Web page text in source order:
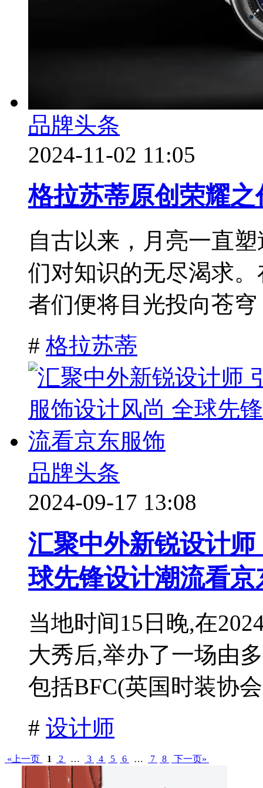
品牌头条
2024-11-02 11:05
格拉苏蒂原创荣耀
自古以来，月亮一直
们对知识的无尽渴求
者们便将目光投向苍
# 格拉苏蒂
品牌头条
2024-09-17 13:08
汇聚中外新锐设计
球先锋设计潮流看京
当地时间15日晚,在
大秀后,举办了一场由
包括BFC(英国时装协
# 设计师
«上一页 1 2 … 3 4 5 6 … 7 8 下一页»